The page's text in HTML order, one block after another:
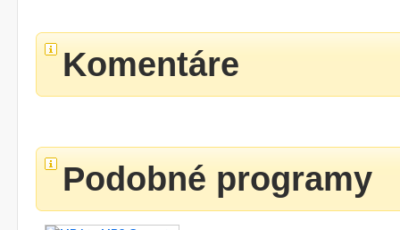
Komentáre
Podobné programy